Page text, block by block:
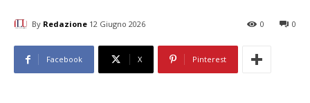
By Redazione 12 Giugno 2026 0
0
Facebook X Pinterest